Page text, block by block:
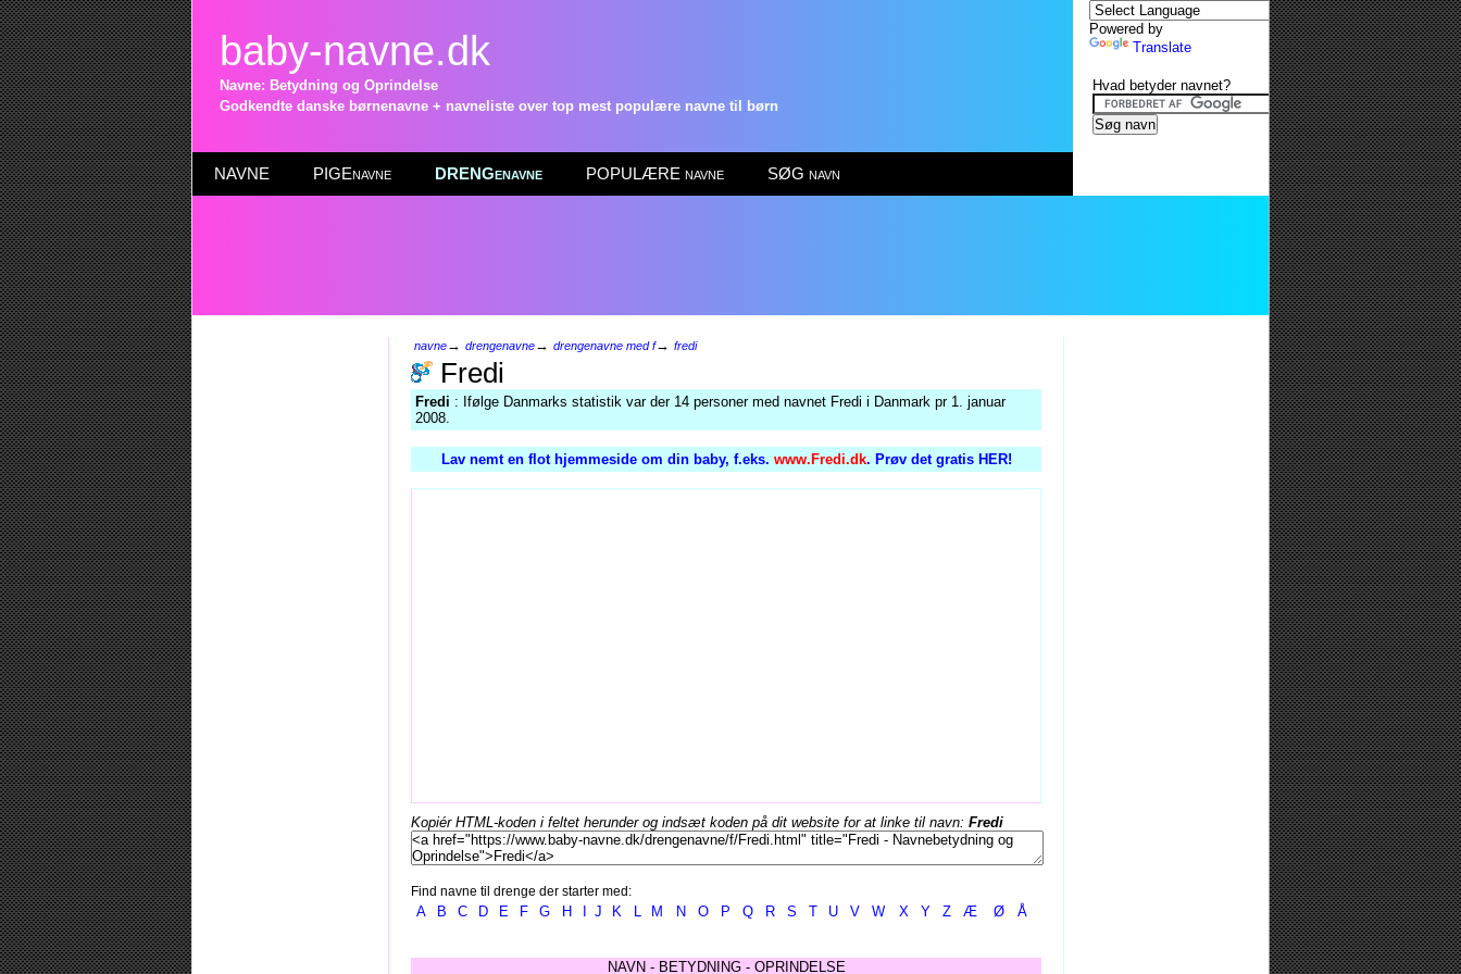
baby-navne.dk
Navne: Betydning og Oprindelse
Godkendte danske børnenavne + navneliste over top mest populære navne til børn
NAVNE PIGEnavne DRENGenavne POPULÆRE navne SØG navn
navne→ drengenavne→ drengenavne med f→ fredi
Fredi
Fredi : Ifølge Danmarks statistik var der 14 personer med navnet Fredi i Danmark pr 1. januar
2008.
Lav nemt en flot hjemmeside om din baby, f.eks. www.Fredi.dk. Prøv det gratis HER!
Kopiér HTML-koden i feltet herunder og indsæt koden på dit website for at linke til navn: Fredi
Find navne til drenge der starter med:
A B C D E F G H J K L M N O P Q R S T U V W X Y Z Æ Ø Å
NAVN - BETYDNING - OPRINDELSE
Powered by
Translate
Hvad betyder navnet?